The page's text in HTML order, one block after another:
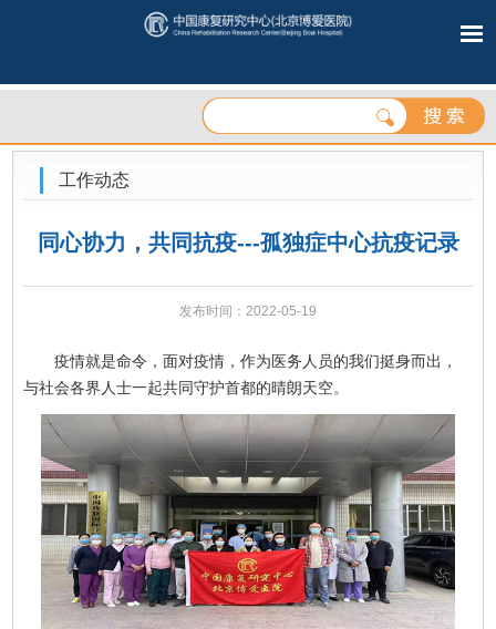
工作动态
同心协力，共同抗疫---孤独症中心抗疫记录
发布时间：2022-05-19
疫情就是命令，面对疫情，作为医务人员的我们挺身而出，
与社会各界人士一起共同守护首都的晴朗天空。